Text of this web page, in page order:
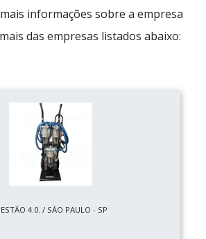
informações sobre a empresa
das empresas listados abaixo:
4.0. / SÃO PAULO - SP